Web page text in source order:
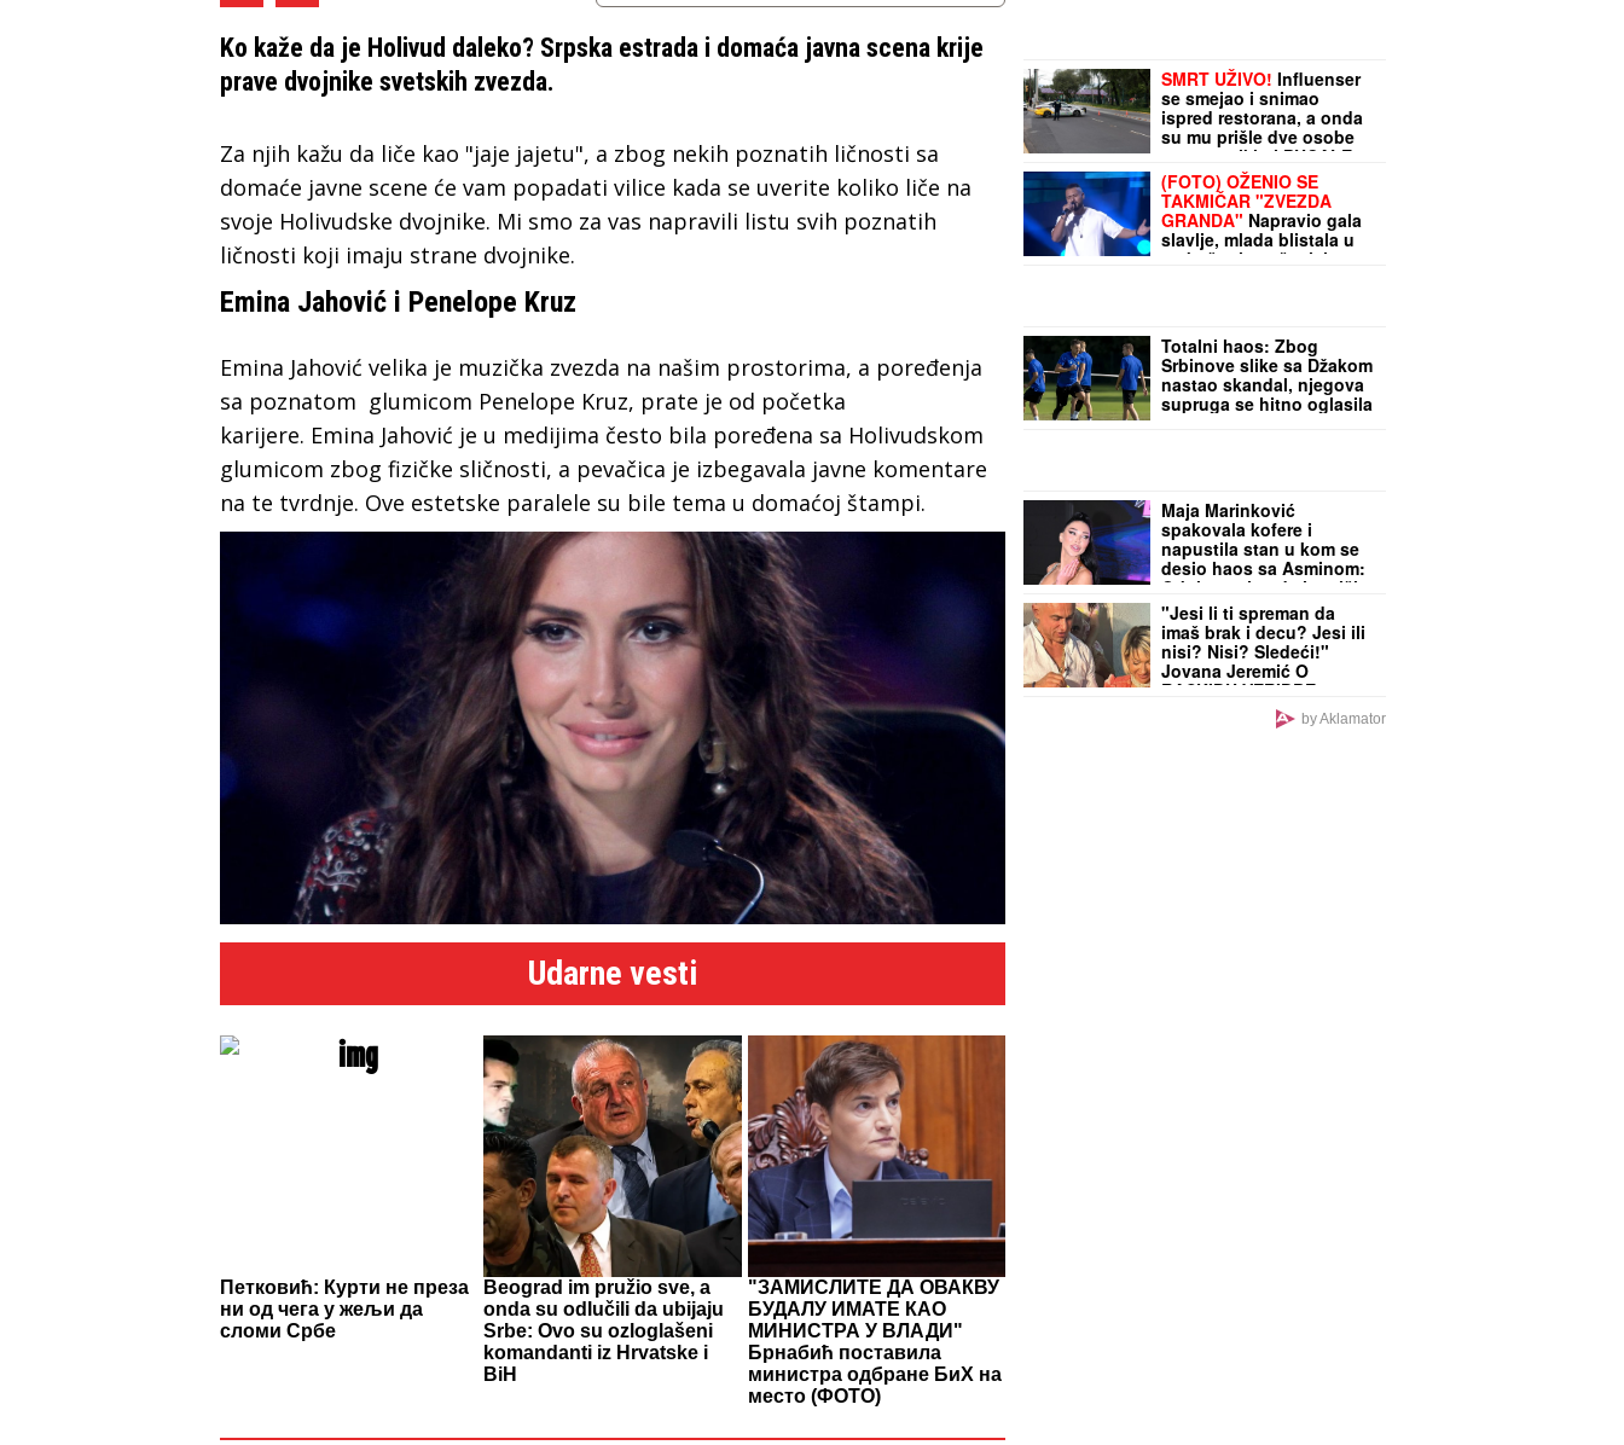
Ko kaže da je Holivud daleko? Srpska estrada i domaća javna scena krije
prave dvojnike svetskih zvezda.
Za njih kažu da liče kao "jaje jajetu", a zbog nekih poznatih ličnosti sa
domaće javne scene će vam popadati vilice kada se uverite koliko liče na
svoje Holivudske dvojnike. Mi smo za vas napravili listu svih poznatih
ličnosti koji imaju strane dvojnike.
Emina Jahović i Penelope Kruz
Emina Jahović velika je muzička zvezda na našim prostorima, a poređenja
sa poznatom glumicom Penelope Kruz, prate je od početka
karijere. Emina Jahović je u medijima često bila poređena sa Holivudskom
glumicom zbog fizičke sličnosti, a pevačica je izbegavala javne komentare
na te tvrdnje. Ove estetske paralele su bile tema u domaćoj štampi.
Udarne vesti
Петковић: Курти не преза
ни од чега у жељи да
сломи Србе
Beograd im pružio sve, a
onda su odlučili da ubijaju
Srbe: Ovo su ozloglašeni
komandanti iz Hrvatske i
BiH
"ЗАМИСЛИТЕ ДА ОВАКВУ
БУДАЛУ ИМАТЕ КАО
МИНИСТРА У ВЛАДИ"
Брнабић поставила
министра одбране БиХ на
место (ФОТО)
SMRT UŽIVO! Influenser
se smejao i snimao
ispred restorana, a onda
su mu prišle dve osobe
na motociklu i PUCALE
MU U GLAVU
(FOTO) OŽENIO SE
TAKMIČAR "ZVEZDA
GRANDA" Napravio gala
slavlje, mlada blistala u
raskošnoj venčanici,
Totalni haos: Zbog
Srbinove slike sa Džakom
nastao skandal, njegova
supruga se hitno oglasila
Maja Marinković
spakovala kofere i
napustila stan u kom se
desio haos sa Asminom:
Otkriveno je gde je otišla
"Jesi li ti spreman da
imaš brak i decu? Jesi ili
nisi? Nisi? Sledeći!"
Jovana Jeremić O
RASKIDU VERIDBE sa
Draganom Stankovićem -
VIŠE NE PONAVLJA ISTE
by Aklamator